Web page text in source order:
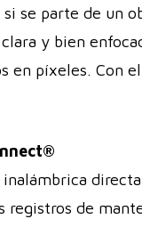
se parte de un
y bien
en píxeles. Con
registros de